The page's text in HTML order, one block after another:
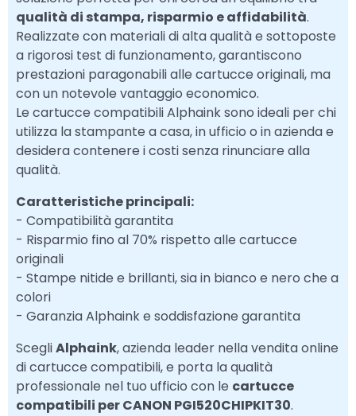
qualità di stampa, risparmio e affidabilità.
Realizzate con materiali di alta qualità e sottoposte
a rigorosi test di funzionamento, garantiscono
prestazioni paragonabili alle cartucce originali, ma
con un notevole vantaggio economico.
Le cartucce compatibili Alphaink sono ideali per chi
utilizza la stampante a casa, in ufficio o in azienda e
desidera contenere i costi senza rinunciare alla
qualità.
Caratteristiche principali:
- Compatibilità garantita
- Risparmio fino al 70% rispetto alle cartucce
originali
- Stampe nitide e brillanti, sia in bianco e nero che a
colori
- Garanzia Alphaink e soddisfazione garantita
ScegliAlphaink, azienda leader nella vendita online
di cartucce compatibili, e porta la qualità
professionale nel tuo ufficio con le cartucce
compatibili per CANON PGI520CHIPKIT30.